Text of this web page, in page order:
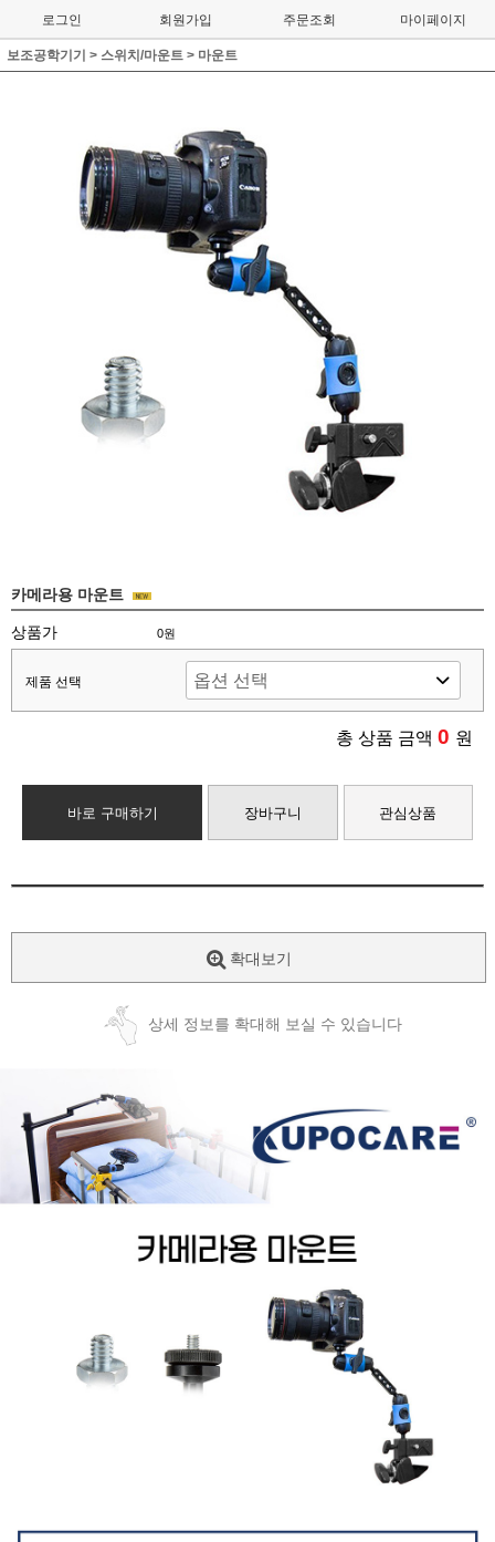
로그인 회원가입 주문조회 마이페이지
보조공학기기 > 스위치/마운트 > 마운트
카메라용 마운트
상품가 0원
제품 선택
총 상품 금액 0 원
바로 구매하기 장바구니 관심상품
확대보기
상세 정보를 확대해 보실 수 있습니다